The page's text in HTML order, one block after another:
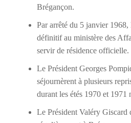
Brégançon.
Par arrêté du 5 janvier
définitif au ministère des
servir de résidence officielle.
Le Président Georges
séjournèrent à plusieurs
durant les étés 1970 et 1971
Le Président Valéry Giscard